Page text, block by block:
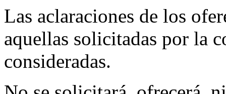
Las aclaraciones de los
aquellas solicitadas por la
consideradas.